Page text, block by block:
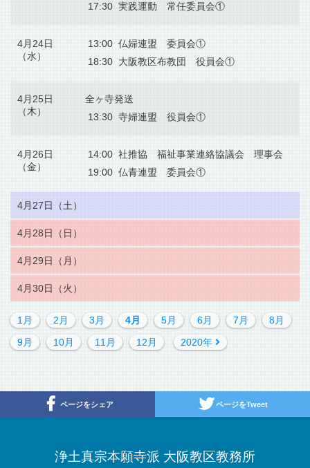
17:30 実践運動 常任委員会①
4月24日
（水）
13:00 仏婦連盟 委員会①
18:30 大阪教区布教団 役員会①
4月25日
（木）
全ヶ寺発送
13:30 寺婦連盟 役員会①
4月26日
（金）
14:00 社推協 福祉事業連絡協議会 理事会
19:00 仏青連盟 委員会①
4月27日（土）
4月28日（日）
4月29日（月）
4月30日（火）
1月 2月 3月 4月 5月 6月 7月
8月
9月
10月 11月 12月 2020年
ページをシェア ページをTweet
浄土真宗本願寺派 大阪教区教務所